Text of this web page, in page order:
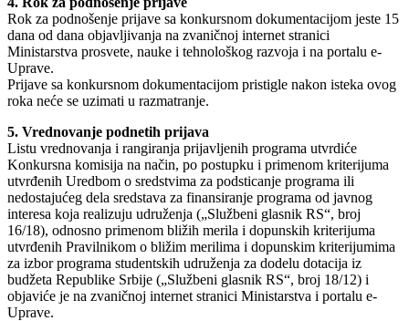
Rok za podnošenje prijave sa konkursnom dokumentacijom jeste 15
dana od dana objavljivanja na zvaničnoj internet stranici
Ministarstva prosvete, nauke i tehnološkog razvoja i na portalu e-
Uprave.
Prijave sa konkursnom dokumentacijom pristigle nakon isteka ovog
roka neće se uzimati u razmatranje.
5. Vrednovanje podnetih prijava
Listu vrednovanja i rangiranja prijavljenih programa utvrdiće
Konkursna komisija na način, po postupku i primenom kriterijuma
utvrđenih Uredbom o sredstvima za podsticanje programa ili
nedostajućeg dela sredstava za finansiranje programa od javnog
interesa koja realizuju udruženja („Službeni glasnik RS“, broj
16/18), odnosno primenom bližih merila i dopunskih kriterijuma
utvrđenih Pravilnikom o bližim merilima i dopunskim kriterijumima
za izbor programa studentskih udruženja za dodelu dotacija iz
budžeta Republike Srbije („Službeni glasnik RS“, broj 18/12) i
objaviće je na zvaničnoj internet stranici Ministarstva i portalu e-
Uprave.